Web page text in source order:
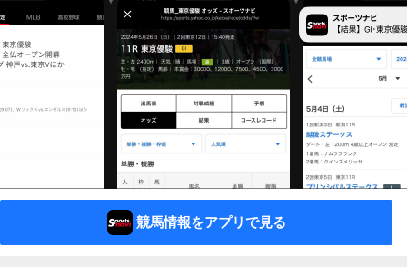
競馬情報をアプリで見る